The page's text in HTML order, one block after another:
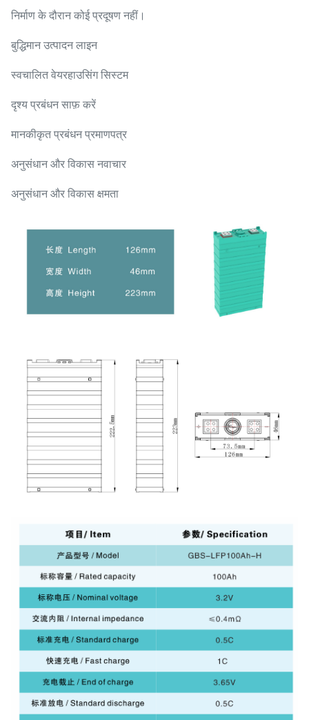
निर्माण के दौरान कोई प्रदूषण नहीं।
बुद्धिमान उत्पादन लाइन
स्वचालित वेयरहाउसिंग सिस्टम
दृश्य प्रबंधन साफ़ करें
मानकीकृत प्रबंधन प्रमाणपत्र
अनुसंधान और विकास नवाचार
अनुसंधान और विकास क्षमता